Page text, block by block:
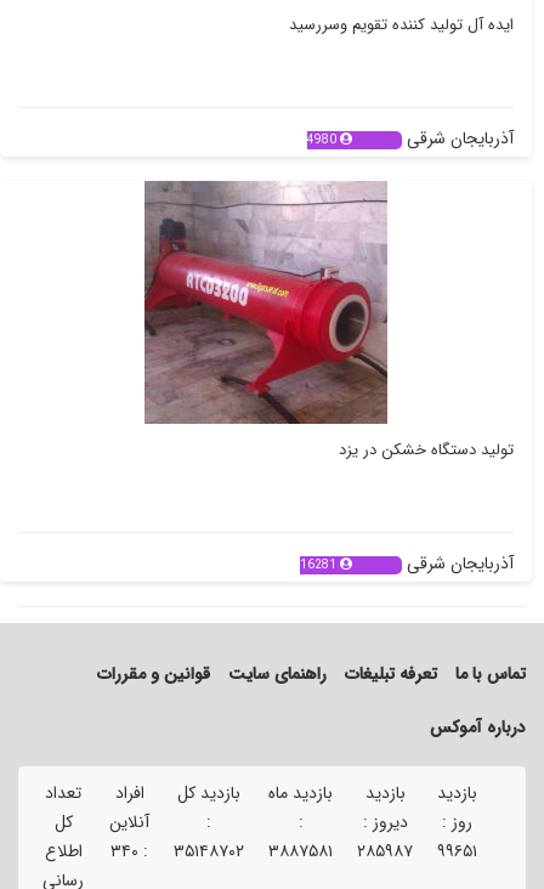
ایده آل تولید کننده تقویم وسررسید
آذربایجان شرقی 4980
تولید دستگاه خشکن در یزد
آذربایجان شرقی 16281
تماس با ما تعرفه تبلیغات راهنمای سایت
قوانین و مقررات
درباره آموکس
بازدید
روز :
۹۹۶۵۱
بازدید
دیروز :
۲۸۵۹۸۷
بازدید ماه
:
۳۸۸۷۵۸۱
بازدید کل
:
۳۵۱۴۸۷۰۲
افراد
آنلاین
: ۳۴۰
تعداد
کل
اطلاع
رسانی